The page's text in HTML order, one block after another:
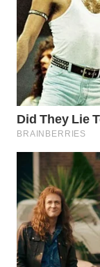
LAWAS
WN
SUMEDANG
WN
CIANJUR
KEPULAUAN
SERIBU
WN
TANGERANG